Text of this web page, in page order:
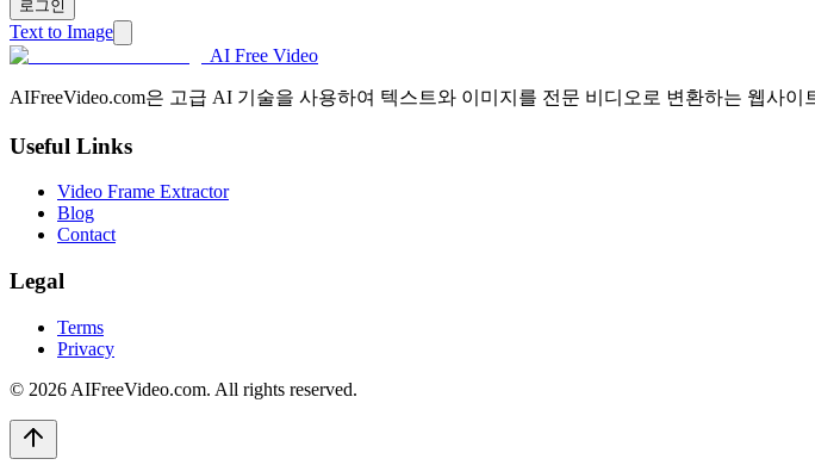
로그인
Text to Image
AI Free Video
AIFreeVideo.com은 고급 AI 기술을 사용하여 텍스트와 이미지를 전문 비디오로 변환하는 웹사이
Useful Links
Video Frame Extractor
Blog
Contact
Legal
Terms
Privacy
© 2026 AIFreeVideo.com. All rights reserved.